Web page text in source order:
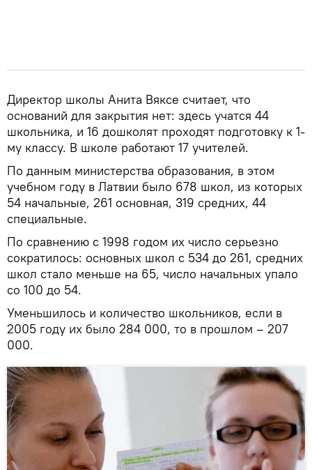
Директор школы Анита Вяксе считает, что
оснований для закрытия нет: здесь учатся 44
школьника, и 16 дошколят проходят подготовку к 1-
му классу. В школе работают 17 учителей.
По данным министерства образования, в этом
учебном году в Латвии было 678 школ, из которых
54 начальные, 261 основная, 319 средних, 44
специальные.
По сравнению с 1998 годом их число серьезно
сократилось: основных школ с 534 до 261, средних
школ стало меньше на 65, число начальных упало
со 100 до 54.
Уменьшилось и количество школьников, если в
2005 году их было 284 000, то в прошлом – 207
000.